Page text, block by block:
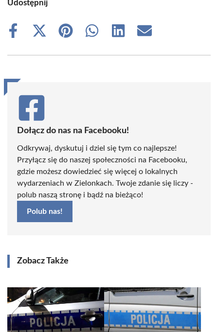
Udostępnij
Share
Share
(Twitter)
Share
Share
Share
Share
Dołącz do nas na Facebooku!
Odkrywaj, dyskutuj i dziel się tym co najlepsze!
Przyłącz się do naszej społeczności na Facebooku,
gdzie możesz dowiedzieć się więcej o lokalnych
wydarzeniach w Zielonkach. Twoje zdanie się liczy -
polub naszą stronę i bądź na bieżąco!
Polub nas!
Zobacz Także